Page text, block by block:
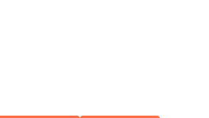
- apre
X - apre una
link e condividi -